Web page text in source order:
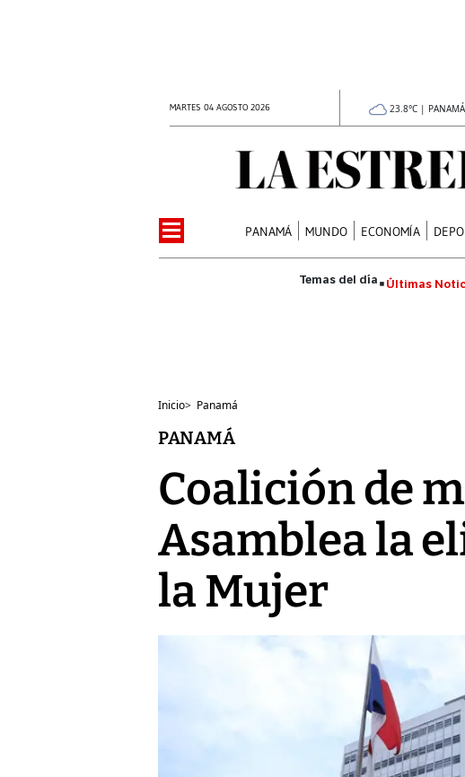
MARTES 04 AGOSTO 2026 23.8°C | PANAMÁ
PANAMÁ MUNDO ECONOMÍA
Últimas
Inicio> Panamá
PANAMÁ
Coalición de
Asamblea la
la Mujer